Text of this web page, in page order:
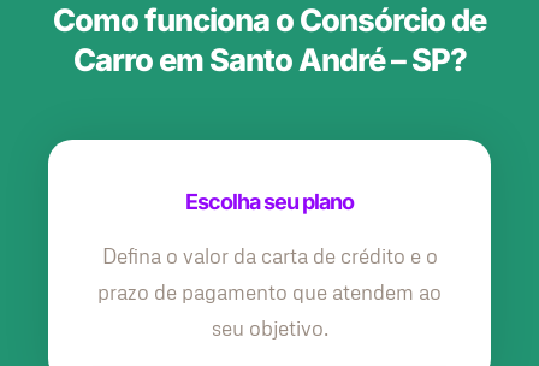
Como funciona o Consórcio de
Carro em Santo André – SP?
Escolha seu plano
Defina o valor da carta de crédito e o
prazo de pagamento que atendem ao
seu objetivo.